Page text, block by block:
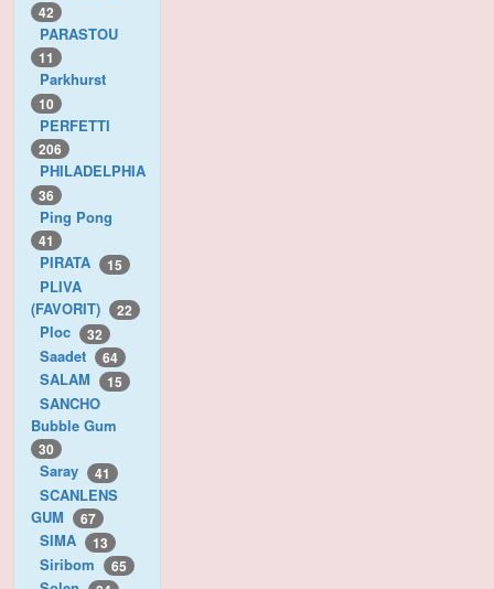
42
PARASTOU
11
Parkhurst
10
PERFETTI
206
PHILADELPHIA
36
Ping Pong
41
PIRATA 15
PLIVA
(FAVORIT)
22
Ploc 32
Saadet 64
SALAM 15
SANCHO
Bubble Gum
30
Saray 41
SCANLENS
GUM
67
SIMA 13
Siribom 65